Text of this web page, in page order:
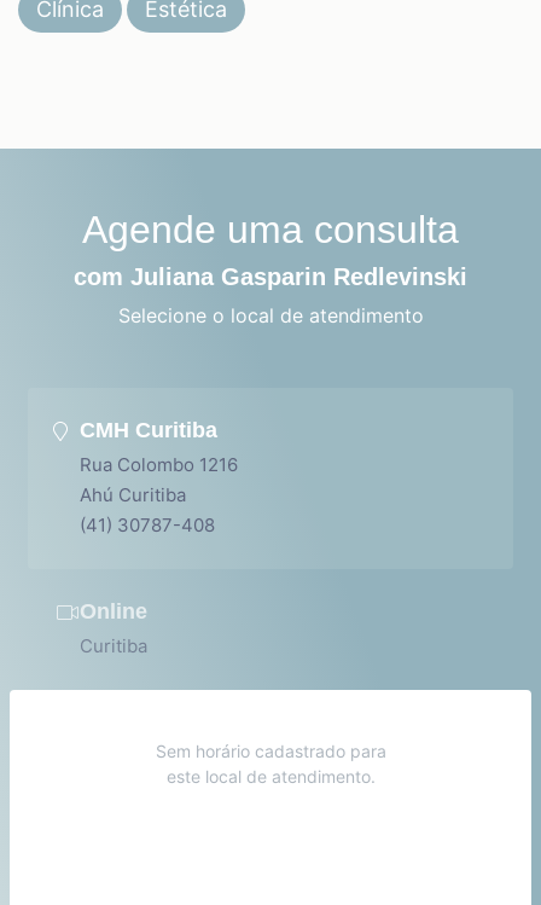
Clínica Estética
Agende uma consulta
com Juliana Gasparin Redlevinski
Selecione o local de atendimento
CMH Curitiba
Rua Colombo 1216
Ahú Curitiba
(41) 30787-408
Online
Curitiba
Sem horário cadastrado para
este local de atendimento.